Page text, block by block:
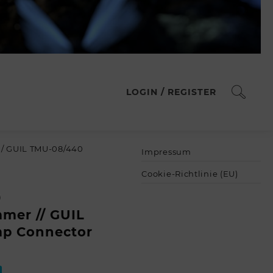
LOGIN / REGISTER
/ GUIL TMU-08/440
// GUIL
Connector
Impressum
Cookie-Richtlinie (EU)